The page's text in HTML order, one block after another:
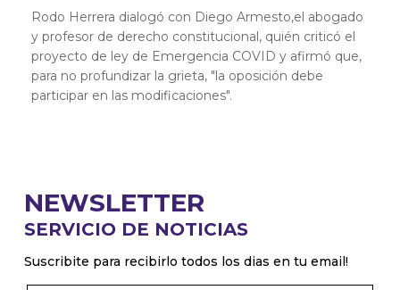
Rodo Herrera dialogó con Diego Armesto,el abogado
y profesor de derecho constitucional, quién criticó el
proyecto de ley de Emergencia COVID y afirmó que,
para no profundizar la grieta, "la oposición debe
participar en las modificaciones".
NEWSLETTER
SERVICIO DE NOTICIAS
Suscribite para recibirlo todos los dias en tu email!